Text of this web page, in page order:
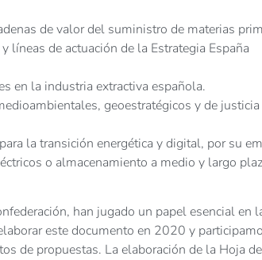
de valor del suministro de materias
de actuación de la Estrategia España
en la industria extractiva española.
geoestratégicos y de justicia
la transición energética y digital, por su
o almacenamiento a medio y largo
han jugado un papel esencial en
este documento en 2020 y
de propuestas. La elaboración de la Hoja